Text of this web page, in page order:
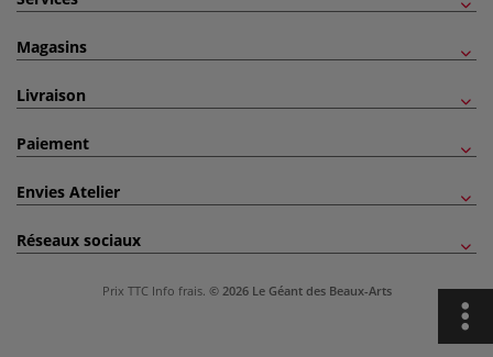
Magasins
Livraison
Paiement
Envies Atelier
Réseaux sociaux
Prix TTC Info frais. © 2026 Le Géant des Beaux-Arts